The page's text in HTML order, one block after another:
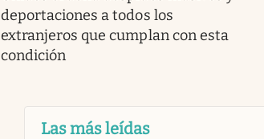
deportaciones a todos los
extranjeros que cumplan con esta
condición
Las más leídas